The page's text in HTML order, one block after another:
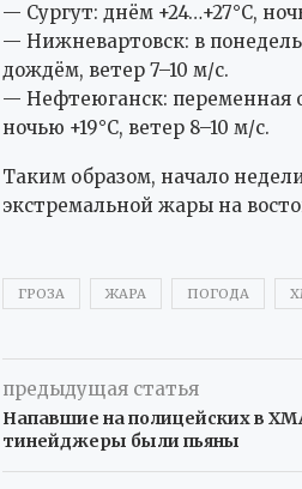
— Сургут: днём +24…+27°C,
— Нижневартовск: в
дождём, ветер 7–10 м/с.
— Нефтеюганск: переменная
ночью +19°C, ветер 8–10 м/с.
Таким образом, начало
экстремальной жары на
ГРОЗА ЖАРА ПОГОДА
предыдущая статья
Напавшие на полицейских в
тинейджеры были пьяны